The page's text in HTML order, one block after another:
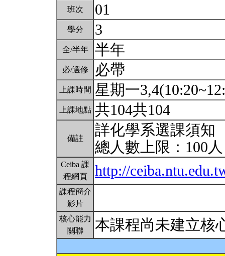
班次 01
學分 3
全/半年 半年
必/選修 必帶
上課時間 星期一
上課地點 共104共104
備註
詳化學系選課須知
總人數上限：100
Ceiba 課
程網頁
http://
課程簡介
影片
核心能力
關聯
本課程尚未建立核